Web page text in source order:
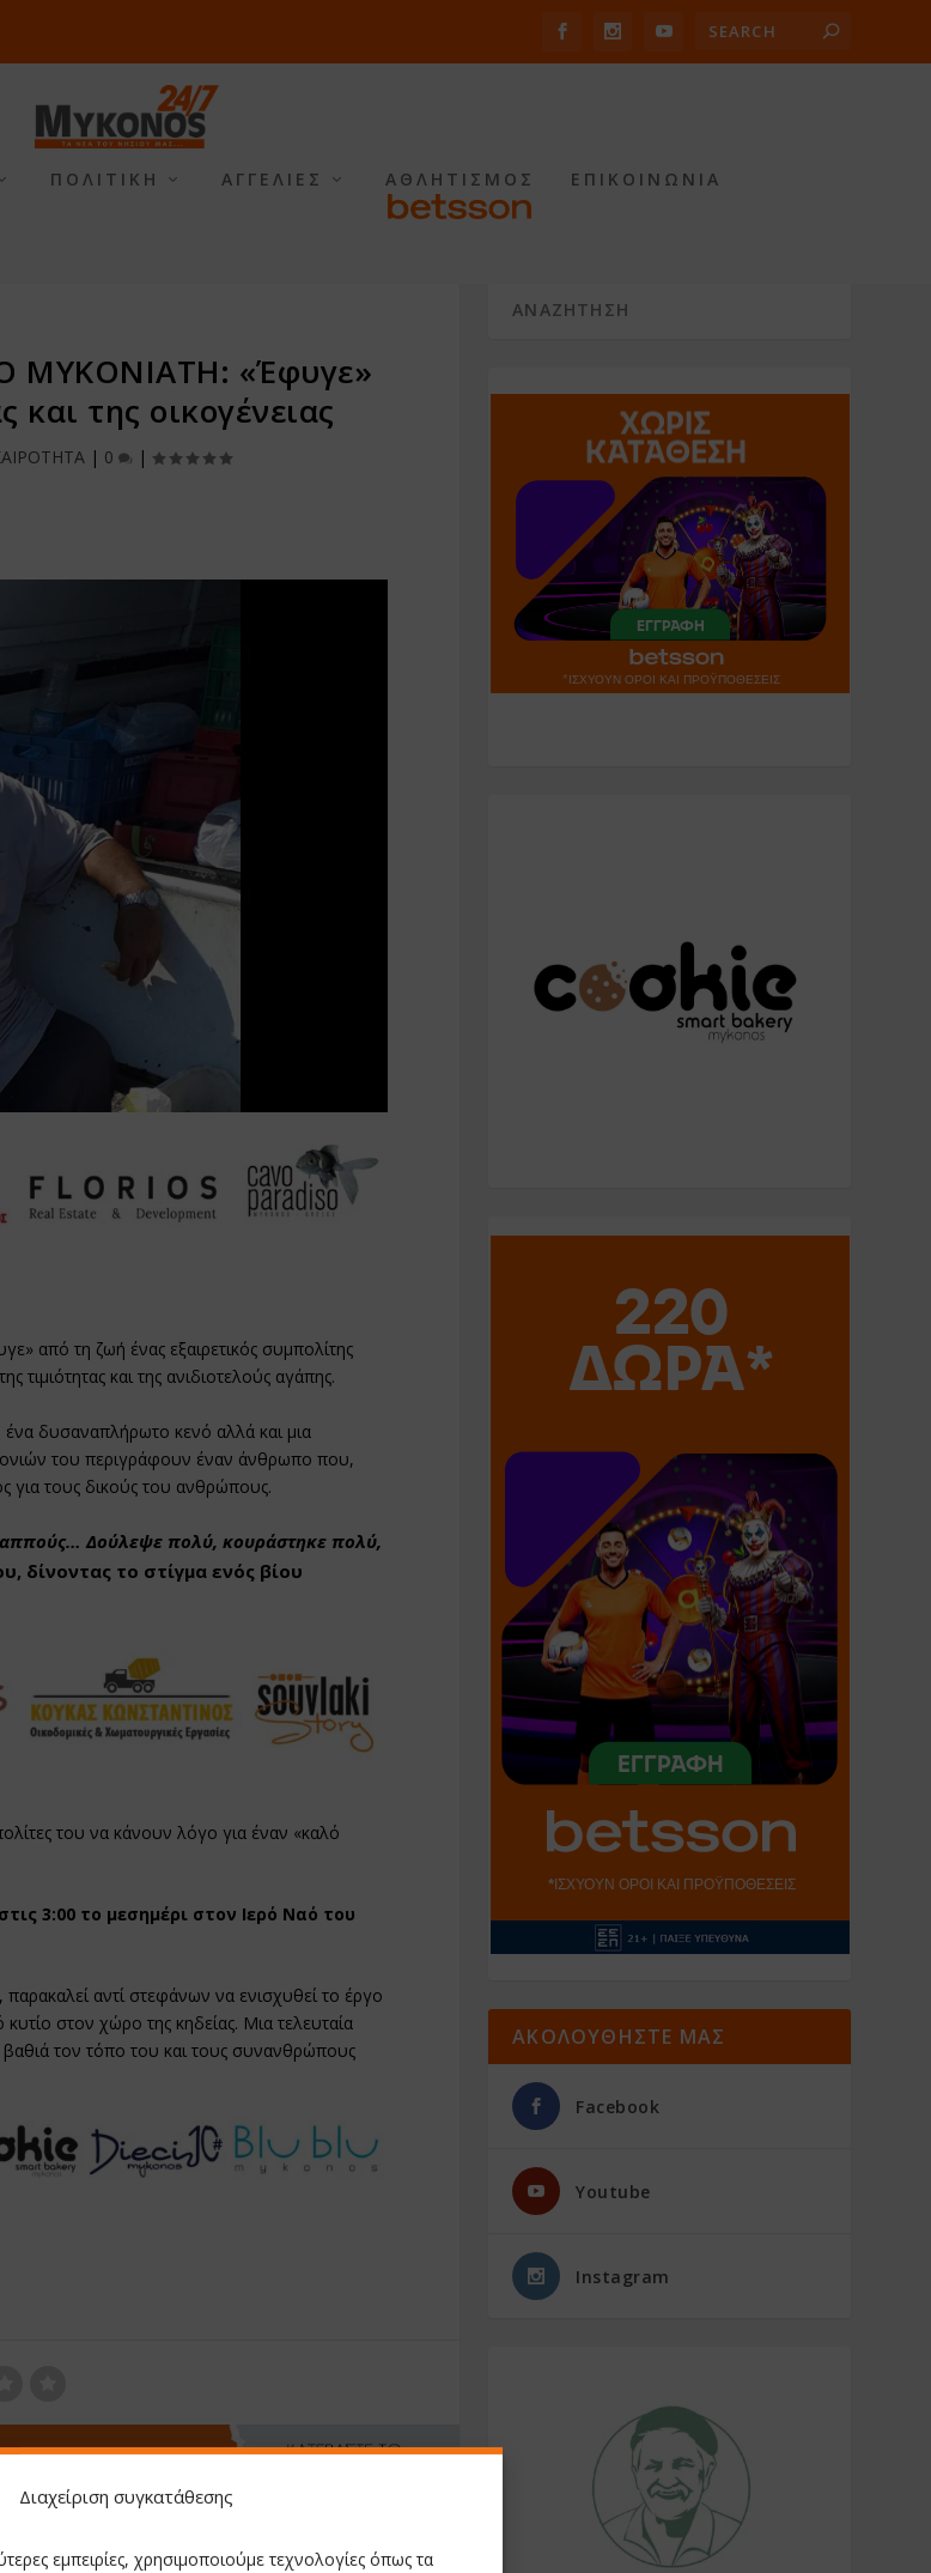
Διαχείριση συγκατάθεσης
εμπειρίες, χρησιμοποιούμε τεχνολογίες όπως τα
ΠΟΛΙΤΙΚΗ ΑΓΓΕΛΙΕΣ ΑΘΛΗΤΙΣΜΟΣ ΕΠΙΚΟΙΝΩΝΙΑ
ΜΥΚΟΝΙΑΤΗ: «Έφυγε»
της οικογένειας
| 0 |
από τη ζωή ένας εξαιρετικός συμπολίτης
τιμιότητας και της ανιδιοτελούς αγάπης.
δυσαναπλήρωτο κενό αλλά και μια
του περιγράφουν έναν άνθρωπο που,
για τους δικούς του ανθρώπους.
Δούλεψε πολύ, κουράστηκε πολύ,
δίνοντας το στίγμα ενός βίου
του να κάνουν λόγο για έναν «καλό
3:00 το μεσημέρι στον Ιερό Ναό του
παρακαλεί αντί στεφάνων να ενισχυθεί το έργο
στον χώρο της κηδείας. Μια τελευταία
τον τόπο του και τους συνανθρώπους
ΑΚΟΛΟΥΘΗΣΤΕ ΜΑΣ
Facebook
Youtube
Instagram